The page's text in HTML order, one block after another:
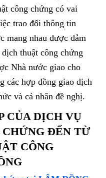
công chứng có vai
trao đổi thông tin
mang nhau được đảm
thuật công chứng
Nhà nước giao cho
các hợp đồng giao dịch
và cá nhân đề nghị.
CỦA DỊCH VỤ
ĐẾN TỪ
CÔNG